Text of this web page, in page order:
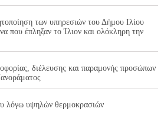
των υπηρεσιών του Δήμου Ιλίου
που έπληξαν το Ίλιον και ολόκληρη την
διέλευσης και παραμονής προσώπων
λόγω υψηλών θερμοκρασιών